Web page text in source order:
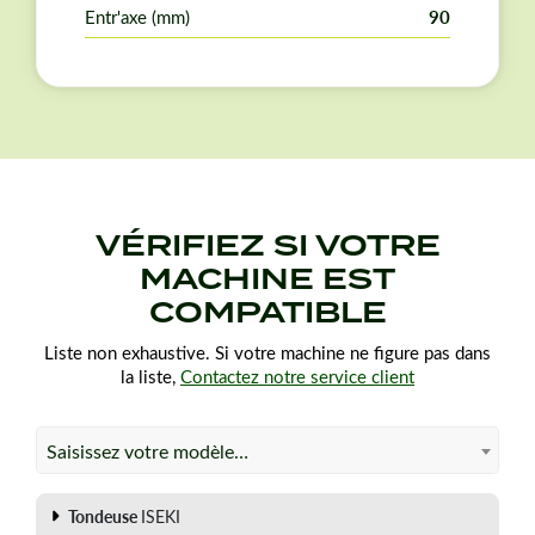
Entr'axe (mm) 90
VÉRIFIEZ SI VOTRE
MACHINE EST
COMPATIBLE
Liste non exhaustive. Si votre machine ne figure pas dans
la liste, Contactez notre service client
Saisissez votre modèle…
Tondeuse ISEKI